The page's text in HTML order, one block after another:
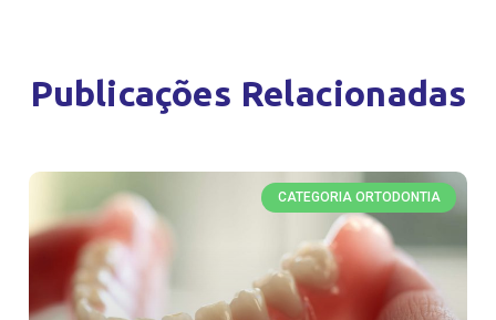
Publicações Relacionadas
CATEGORIA ORTODONTIA